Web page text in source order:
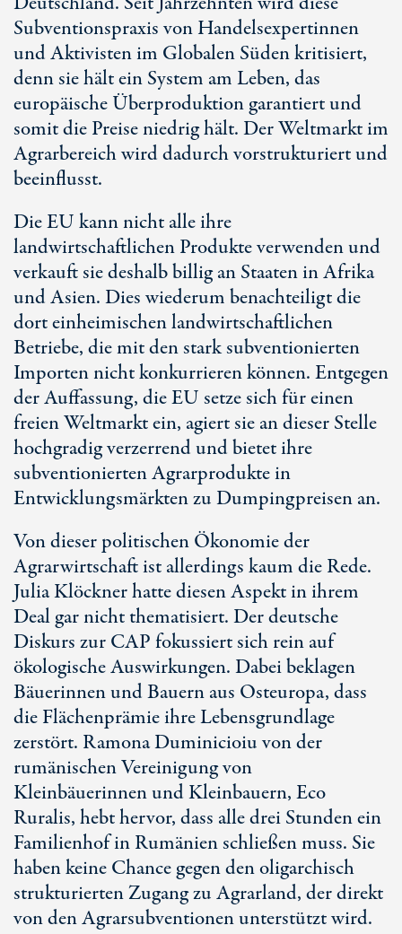
Subventionspraxis von Handelsexpertinnen
und Aktivisten im Globalen Süden kritisiert,
denn sie hält ein System am Leben, das
europäische Überproduktion garantiert und
somit die Preise niedrig hält. Der Weltmarkt im
Agrarbereich wird dadurch vorstrukturiert und
beeinflusst.
Die EU kann nicht alle ihre
landwirtschaftlichen Produkte verwenden und
verkauft sie deshalb billig an Staaten in Afrika
und Asien. Dies wiederum benachteiligt die
dort einheimischen landwirtschaftlichen
Betriebe, die mit den stark subventionierten
Importen nicht konkurrieren können. Entgegen
der Auffassung, die EU setze sich für einen
freien Weltmarkt ein, agiert sie an dieser Stelle
hochgradig verzerrend und bietet ihre
subventionierten Agrarprodukte in
Entwicklungsmärkten zu Dumpingpreisen an.
Von dieser politischen Ökonomie der
Agrarwirtschaft ist allerdings kaum die Rede.
Julia Klöckner hatte diesen Aspekt in ihrem
Deal gar nicht thematisiert. Der deutsche
Diskurs zur CAP fokussiert sich rein auf
ökologische Auswirkungen. Dabei beklagen
Bäuerinnen und Bauern aus Osteuropa, dass
die Flächenprämie ihre Lebensgrundlage
zerstört. Ramona Duminicioiu von der
rumänischen Vereinigung von
Kleinbäuerinnen und Kleinbauern, Eco
Ruralis, hebt hervor, dass alle drei Stunden ein
Familienhof in Rumänien schließen muss. Sie
haben keine Chance gegen den oligarchisch
strukturierten Zugang zu Agrarland, der direkt
von den Agrarsubventionen unterstützt wird.